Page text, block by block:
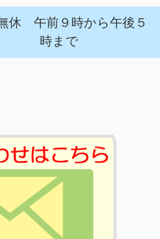
休 午前９時から午後５
時まで